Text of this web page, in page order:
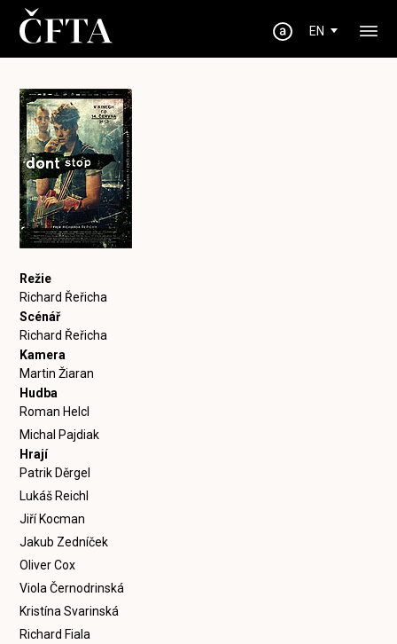
EN
Režie
Richard Řeřicha
Scénář
Richard Řeřicha
Kamera
Martin Žiaran
Hudba
Roman Helcl
Michal Pajdiak
Hrají
Patrik Děrgel
Lukáš Reichl
Jiří Kocman
Jakub Zedníček
Oliver Cox
Viola Černodrinská
Kristína Svarinská
Richard Fiala